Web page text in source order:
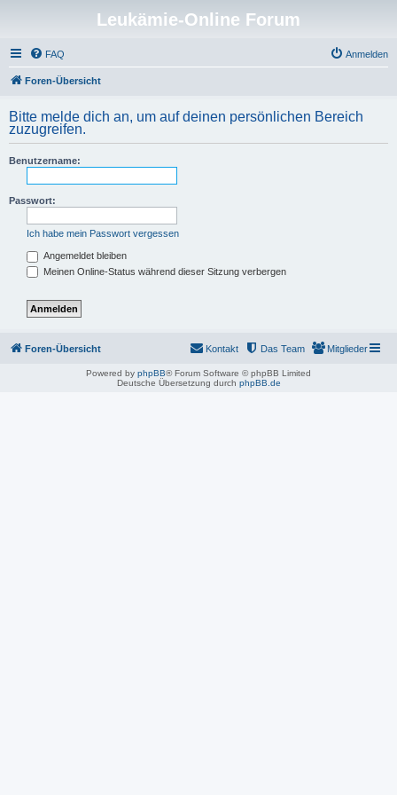
Leukämie-Online Forum
FAQ Anmelden
Foren-Übersicht
Bitte melde dich an, um auf deinen persönlichen Bereich
zuzugreifen.
Benutzername:
Passwort:
Ich habe mein Passwort vergessen
Angemeldet bleiben
Meinen Online-Status während dieser Sitzung verbergen
Foren-Übersicht Mitglieder
Das Team
Kontakt
Powered by phpBB® Forum Software © phpBB Limited
Deutsche Übersetzung durch phpBB.de